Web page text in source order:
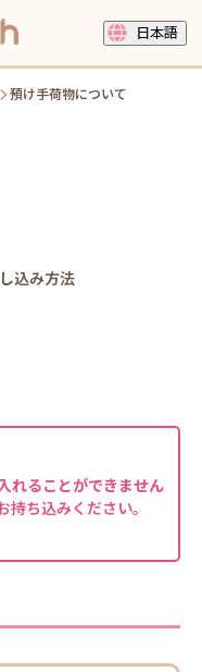
日本語
預け手荷物について
込み方法
れることができません
ち込みください。